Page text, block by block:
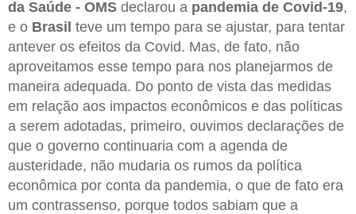
da Saúde - OMS declarou a pandemia de Covid-19,
e o Brasil teve um tempo para se ajustar, para tentar
antever os efeitos da Covid. Mas, de fato, não
aproveitamos esse tempo para nos planejarmos de
maneira adequada. Do ponto de vista das medidas
em relação aos impactos econômicos e das políticas
a serem adotadas, primeiro, ouvimos declarações de
que o governo continuaria com a agenda de
austeridade, não mudaria os rumos da política
econômica por conta da pandemia, o que de fato era
um contrassenso, porque todos sabiam que a